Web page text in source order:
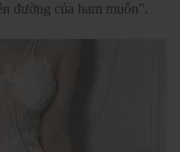
đường của ham muốn”.